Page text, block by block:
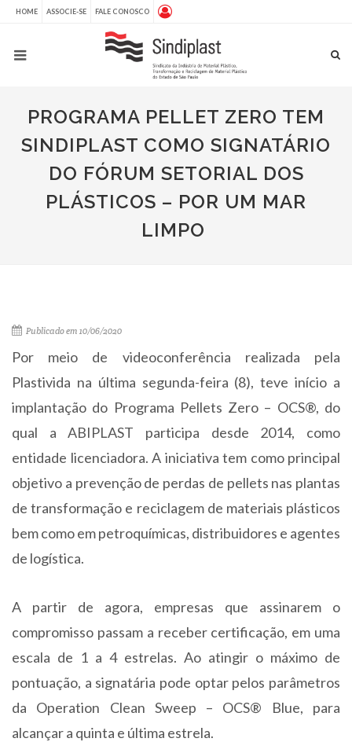
HOME ASSOCIE-SE FALE CONOSCO
PROGRAMA PELLET ZERO TEM
SINDIPLAST COMO SIGNATÁRIO
DO FÓRUM SETORIAL DOS
PLÁSTICOS – POR UM MAR
LIMPO
Publicado em 10/06/2020
Por meio de videoconferência realizada pela
Plastivida na última segunda-feira (8), teve início a
implantação do Programa Pellets Zero – OCS®, do
qual a ABIPLAST participa desde 2014, como
entidade licenciadora. A iniciativa tem como principal
objetivo a prevenção de perdas de pellets nas plantas
de transformação e reciclagem de materiais plásticos
bem como em petroquímicas, distribuidores e agentes
de logística.
A partir de agora, empresas que assinarem o
compromisso passam a receber certificação, em uma
escala de 1 a 4 estrelas. Ao atingir o máximo de
pontuação, a signatária pode optar pelos parâmetros
da Operation Clean Sweep – OCS® Blue, para
alcançar a quinta e última estrela.